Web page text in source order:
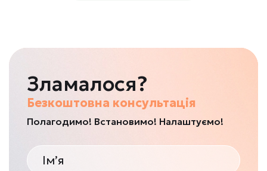
Зламалося?
Безкоштовна консультація
Полагодимо! Встановимо! Налаштуємо!